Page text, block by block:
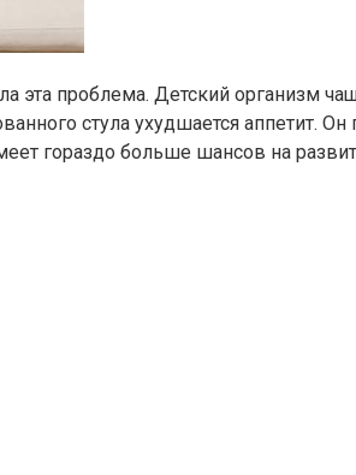
эта проблема. Детский организм
стула ухудшается аппетит.
гораздо больше шансов на